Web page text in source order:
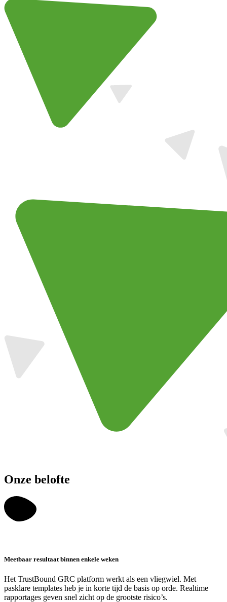
Onze belofte
Meetbaar resultaat binnen enkele weken
Het TrustBound GRC platform werkt als een vliegwiel. Met
pasklare templates heb je in korte tijd de basis op orde. Realtime
rapportages geven snel zicht op de grootste risico’s.